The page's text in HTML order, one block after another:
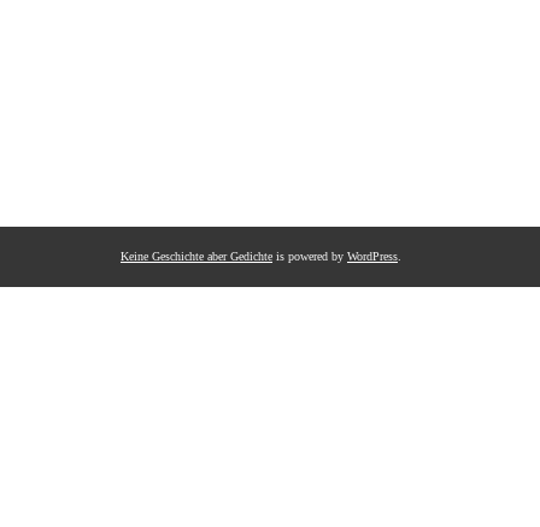
Keine Geschichte aber Gedichte is powered by WordPress